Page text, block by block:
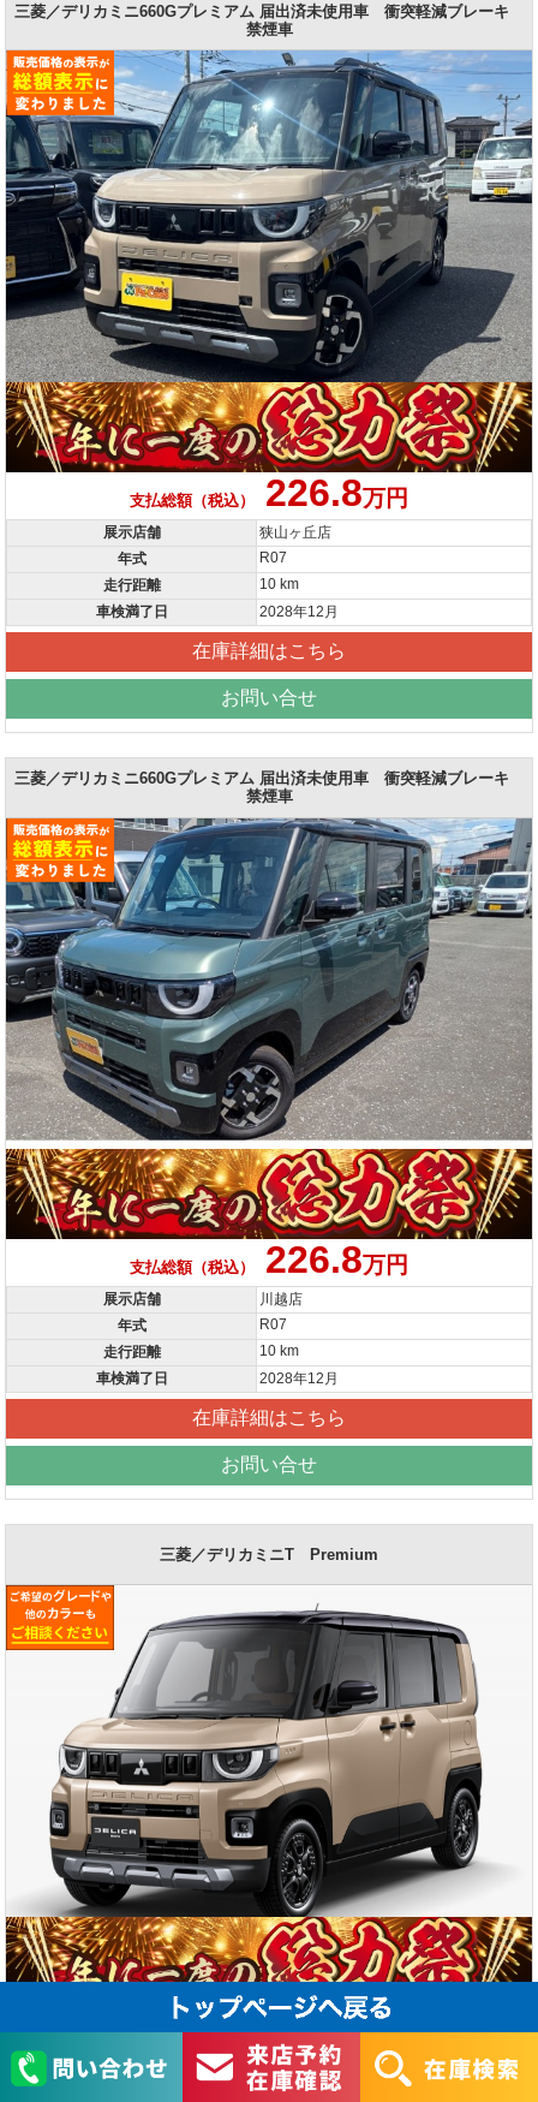
三菱／デリカミニ660Gプレミアム 届出済未使用車 衝突軽減ブレーキ
禁煙車
支払総額（税込） 226.8万円
展示店舗
狭山ヶ丘店
年式
R07
走行距離
10 km
車検満了日
2028年12月
在庫詳細はこちら
お問い合せ
三菱／デリカミニ660Gプレミアム 届出済未使用車 衝突軽減ブレーキ
禁煙車
支払総額（税込） 226.8万円
展示店舗
川越店
年式
R07
走行距離
10 km
車検満了日
2028年12月
在庫詳細はこちら
お問い合せ
三菱／デリカミニT Premium
支払総額（税込）229.8万円
展示店舗
全店共通
R8